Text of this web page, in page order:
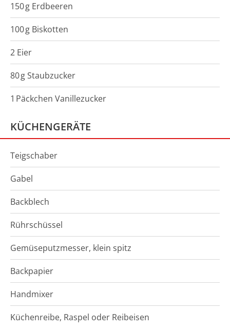
150g Erdbeeren
100g Biskotten
2 Eier
80gStaubzucker
1 Päckchen Vanillezucker
KÜCHENGERÄTE
Teigschaber
Gabel
Backblech
Rührschüssel
Gemüseputzmesser, klein spitz
Backpapier
Handmixer
Küchenreibe, Raspel oder Reibeisen